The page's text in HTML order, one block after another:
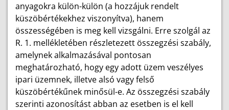
anyagokra külön-külön (a hozzájuk rendelt
küszöbértékekhez viszonyítva), hanem
összességében is meg kell vizsgálni. Erre szolgál az
R. 1. mellékletében részletezett összegzési szabály,
amelynek alkalmazásával pontosan
meghatározható, hogy egy adott üzem veszélyes
ipari üzemnek, illetve alsó vagy felső
küszöbértékűnek minősül-e. Az összegzési szabály
szerinti azonosítást abban az esetben is el kell